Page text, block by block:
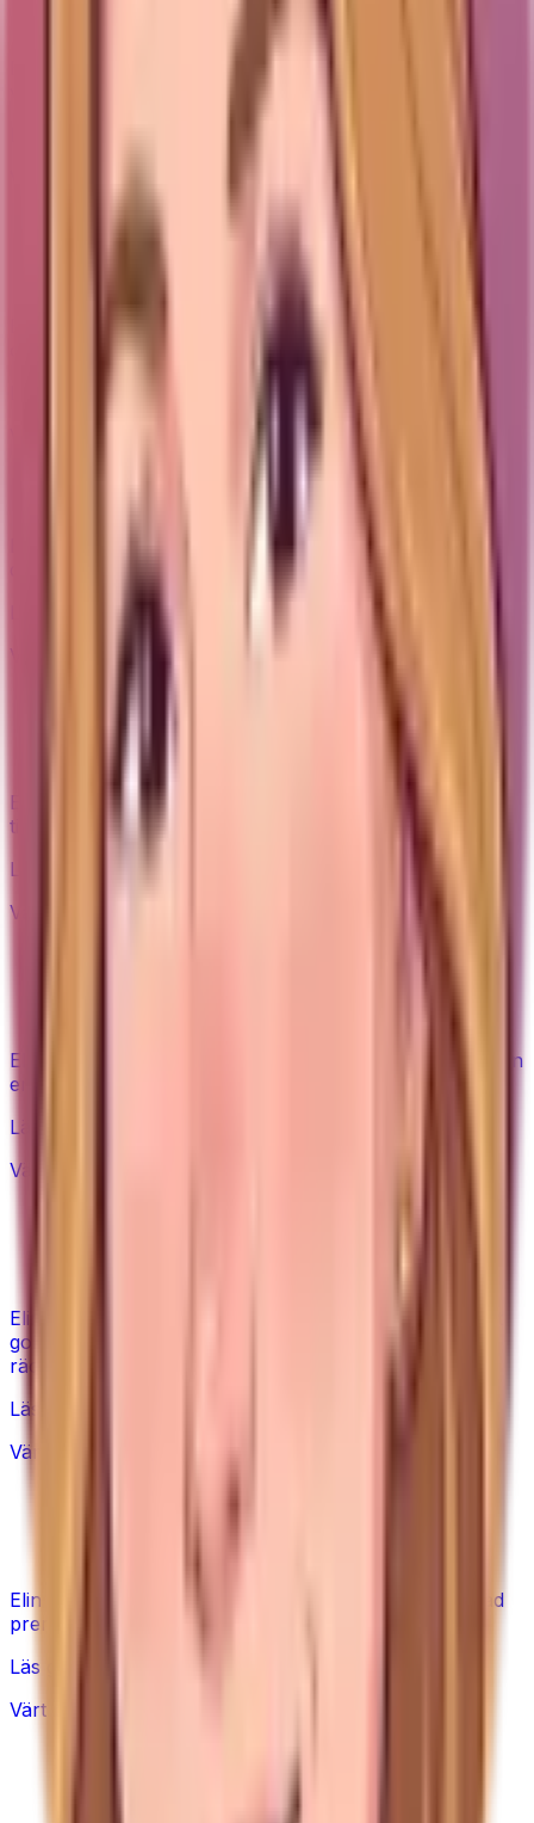
vad du betalar för och när ett budgetserum räcker.
Niacinamide 10% vs 20% – behöver du
den starka?
Elin går igenom niacinamide-styrkor ärligt – varför 10%
oftast räcker och när mer inte är bättre.
Brun utan sol – värt det?
den INTE gör, och när premium är värt det.
After sun eller fuktkräm – behöver du
Elin jämför after sun och fuktkräm ärligt – vad after sun
tillför och när en fuktkräm räcker.
Läs guiden
Värt priset?
Jojobaolja – multitalangen värd
Elin går igenom jojobaolja ärligt – varför en enda olja kan
ersätta flera produkter, och var den inte räcker.
Läs guiden
Värt priset?
Mjuk kettlebell vs gjutjärn – värt det
Elin jämför mjuk och gjutjärns-kettlebell ärligt – när det
golvvänliga är värt en högre peng och när gjutjärn
räcker.
Läs guiden
Värt priset?
behöver du premiummärket?
Elin jämför dyra och billiga massagepistoler ärligt – vad
premium ger och när en budgetmodell räcker.
Läs guiden
Värt priset?
Dyr yogamatta eller budget – värd
skillnaden?